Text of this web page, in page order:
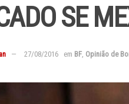
SE
27/08/2016 em BF, Opinião de